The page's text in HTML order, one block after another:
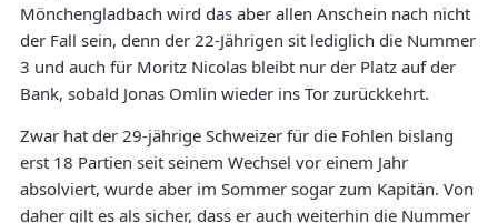
Mönchengladbach wird das aber allen Anschein nach nicht
der Fall sein, denn der 22-Jährigen sit lediglich die Nummer
3 und auch für Moritz Nicolas bleibt nur der Platz auf der
Bank, sobald Jonas Omlin wieder ins Tor zurückkehrt.
Zwar hat der 29-jährige Schweizer für die Fohlen bislang
erst 18 Partien seit seinem Wechsel vor einem Jahr
absolviert, wurde aber im Sommer sogar zum Kapitän. Von
daher gilt es als sicher, dass er auch weiterhin die Nummer